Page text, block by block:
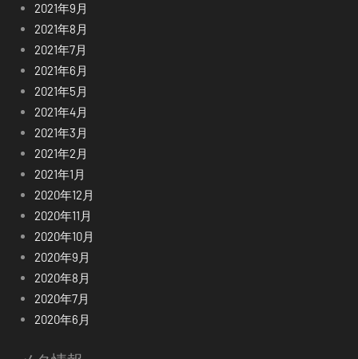
2021年9月
2021年8月
2021年7月
2021年6月
2021年5月
2021年4月
2021年3月
2021年2月
2021年1月
2020年12月
2020年11月
2020年10月
2020年9月
2020年8月
2020年7月
2020年6月